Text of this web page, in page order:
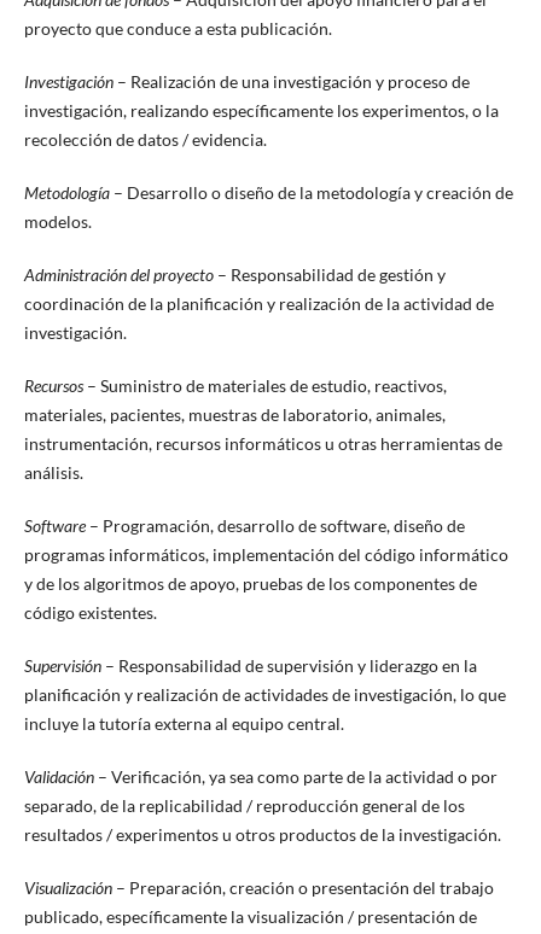
proyecto que conduce a esta publicación.
Investigación– Realización de una investigación y proceso de
investigación, realizando específicamente los experimentos, o la
recolección de datos / evidencia.
Metodología– Desarrollo o diseño de la metodología y creación de
modelos.
Administración del proyecto– Responsabilidad de gestión y
coordinación de la planificación y realización de la actividad de
investigación.
Recursos– Suministro de materiales de estudio, reactivos,
materiales, pacientes, muestras de laboratorio, animales,
instrumentación, recursos informáticos u otras herramientas de
análisis.
Software– Programación, desarrollo de software, diseño de
programas informáticos, implementación del código informático
y de los algoritmos de apoyo, pruebas de los componentes de
código existentes.
Supervisión– Responsabilidad de supervisión y liderazgo en la
planificación y realización de actividades de investigación, lo que
incluye la tutoría externa al equipo central.
Validación– Verificación, ya sea como parte de la actividad o por
separado, de la replicabilidad / reproducción general de los
resultados / experimentos u otros productos de la investigación.
Visualización– Preparación, creación o presentación del trabajo
publicado, específicamente la visualización / presentación de